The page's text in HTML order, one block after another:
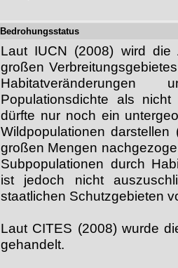
Bedrohungsstatus
Laut IUCN (2008) wird
großen
Populationsdichte als
dürfte nur noch ein
Wildpopulationen
großen Mengen
Subpopulationen durch
ist jedoch nicht
staatlichen Schutzgebieten
Laut CITES (2008) wurde
gehandelt.